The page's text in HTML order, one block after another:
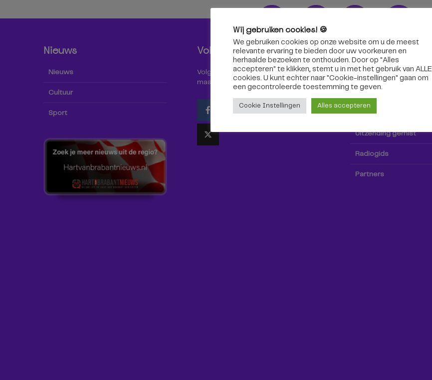
Nieuws
Nieuws
Cultuur
Sport
Volg ons!
Volg Omroep Tilburg niet alleen hier,
maar ook via social media!
Radio & TV
Kijk tv
Radio
TV-gids
Uitzending gemist
Radiogids
Partners
Wij gebruiken cookies! 🍪
We gebruiken cookies op onze website om u de meest
relevante ervaring te bieden door uw voorkeuren en
herhaalde bezoeken te onthouden. Door op "Alles
accepteren" te klikken, stemt u in met het gebruik van ALLE
cookies. U kunt echter naar "Cookie-instellingen" gaan om
een ​​gecontroleerde toestemming te geven.
Cookie Instellingen Alles accepteren